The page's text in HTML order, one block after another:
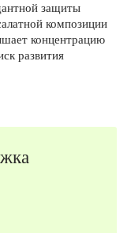
защиты
композиции
концентрацию
развития